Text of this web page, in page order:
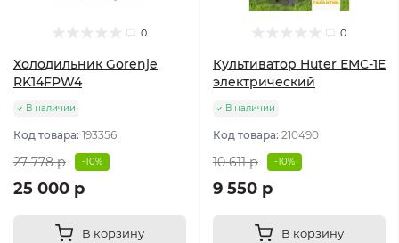
0
Холодильник Gorenje
RK14FPW4
В наличии
Код товара: 193356
27 778 р -10%
25 000 р
В корзину
0
Культиватор Huter ЕМС-1E
электрический
В наличии
Код товара: 210490
10 611 р -10%
9 550 р
В корзину